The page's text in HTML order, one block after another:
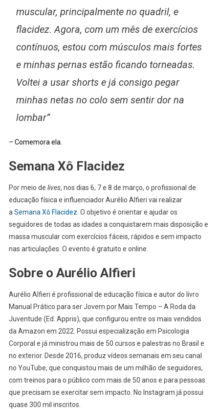
muscular, principalmente no quadril, e
flacidez. Agora, com um mês de exercícios
contínuos, estou com músculos mais fortes
e minhas pernas estão ficando torneadas.
Voltei a usar shorts e já consigo pegar
minhas netas no colo sem sentir dor na
lombar”
– Comemora ela.
Semana Xô Flacidez
Por meio de lives, nos dias 6, 7 e 8 de março, o profissional de
educação física e influenciador Aurélio Alfieri vai realizar
a Semana Xô Flacidez . O objetivo é orientar e ajudar os
seguidores de todas as idades a conquistarem mais disposição e
massa muscular com exercícios fáceis, rápidos e sem impacto
nas articulações. O evento é gratuito e online.
Sobre o Aurélio Alfieri
Aurélio Alfieri é profissional de educação física e autor do livro
Manual Prático para ser Jovem por Mais Tempo – A Roda da
Juventude (Ed. Appris), que configurou entre os mais vendidos
da Amazon em 2022. Possui especialização em Psicologia
Corporal e já ministrou mais de 50 cursos e palestras no Brasil e
no exterior. Desde 2016, produz vídeos semanais em seu canal
no YouTube, que conquistou mais de um milhão de seguidores,
com treinos para o público com mais de 50 anos e para pessoas
que precisam se exercitar sem impacto. No Instagram já possui
quase 300 mil inscritos.